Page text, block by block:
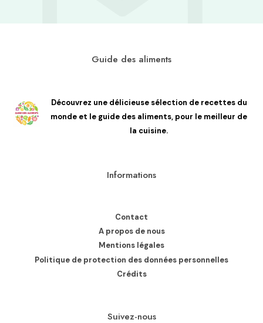
Guide des aliments
Découvrez une délicieuse sélection de recettes du
monde et le guide des aliments, pour le meilleur de
la cuisine.
Informations
Contact
A propos de nous
Mentions légales
Politique de protection des données personnelles
Crédits
Suivez-nous